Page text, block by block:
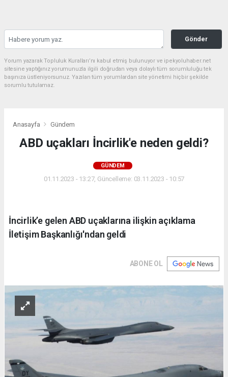
Gönder
Yorum yazarak Topluluk Kuralları’nı kabul etmiş bulunuyor ve ipekyoluhaber.net
sitesine yaptığınız yorumunuzla ilgili doğrudan veya dolaylı tüm sorumluluğu tek
başınıza üstleniyorsunuz. Yazılan tüm yorumlardan site yönetimi hiçbir şekilde
sorumlu tutulamaz.
Anasayfa Gündem
ABD uçakları İncirlik'e neden geldi?
GÜNDEM
01.11.2023 - 13:27, Güncelleme: 03.11.2023 - 10:57
İncirlik’e gelen ABD uçaklarına ilişkin açıklama
İletişim Başkanlığı'ndan geldi
ABONE OL